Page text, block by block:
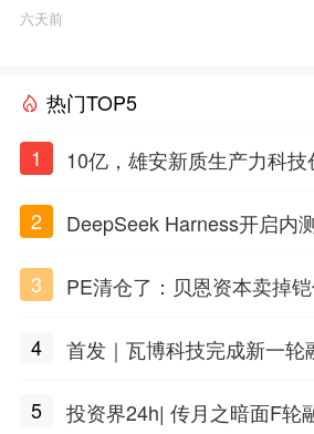
六天前
热门TOP5
1
10亿，雄安新质生产力科
2
DeepSeek Harness开启内
3
PE清仓了：贝恩资本卖掉
4
首发｜瓦博科技完成新一轮
5
投资界24h| 传月之暗面F轮